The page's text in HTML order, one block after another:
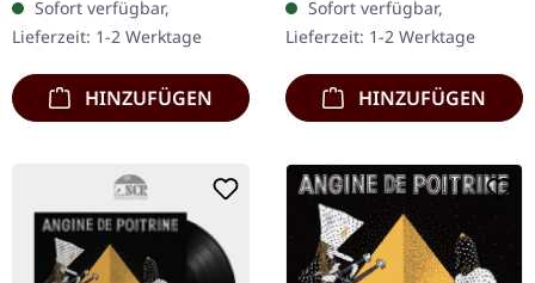
das fünfte Album der
Broilers.…
Sofort verfügbar,
Lieferzeit: 1-2 Werktage
HINZUFÜGEN
auf Seite D,
gepolstertem…
Sofort verfügbar,
Lieferzeit: 1-2 Werktage
HINZUFÜGEN